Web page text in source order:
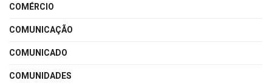
COMÉRCIO
COMUNICAÇÃO
COMUNICADO
COMUNIDADES